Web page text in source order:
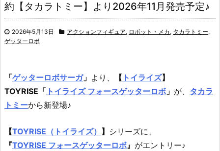
約【タカラトミー】より2026年11月発売予定♪
2026年5月13日 アクションフィギュア, ロボット・メカ , タカラトミー,
ゲッターロボ
「ゲッターロボサーガ」 より、 【 トイライズ】
TOYRISE 「 トイライズ フォースゲッターロボ 」 が、 タカラ
トミーから新登場♪
【TOYRISE（トイライズ） 】 シリーズに、
『TOYRISE フォースゲッターロボ 』 がエントリー♪